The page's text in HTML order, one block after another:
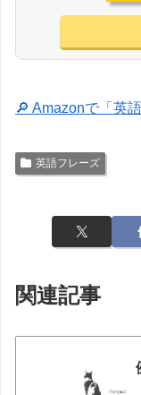
🔎 Amazonで「英
英語フレーズ
関連記事